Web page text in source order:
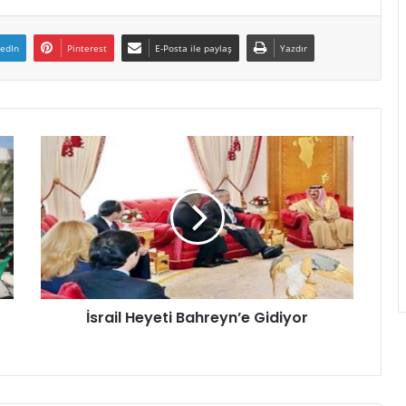
Pinterest E-Posta ile paylaş Yazdır
İsrail Heyeti Bahreyn’e Gidiyor